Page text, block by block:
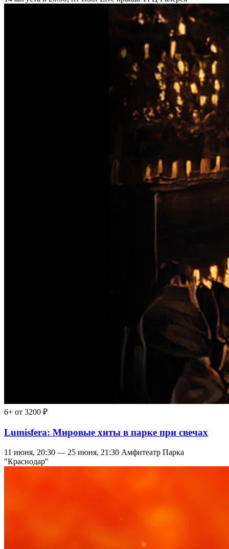
6+ от 3200 ₽
Lumisfera: Мировые хиты в парке при свечах
11 июня, 20:30 — 25 июня, 21:30 Амфитеатр Парка
"Краснодар"